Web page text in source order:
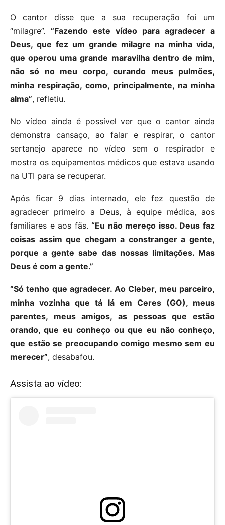
O cantor disse que a sua recuperação foi um
“milagre”. “Fazendo este vídeo para agradecer a
Deus, que fez um grande milagre na minha vida,
que operou uma grande maravilha dentro de mim,
não só no meu corpo, curando meus pulmões,
minha respiração, como, principalmente, na minha
alma”, refletiu.
No vídeo ainda é possível ver que o cantor ainda
demonstra cansaço, ao falar e respirar, o cantor
sertanejo aparece no vídeo sem o respirador e
mostra os equipamentos médicos que estava usando
na UTI para se recuperar.
Após ficar 9 dias internado, ele fez questão de
agradecer primeiro a Deus, à equipe médica, aos
familiares e aos fãs.“Eu não mereço isso. Deus faz
coisas assim que chegam a constranger a gente,
porque a gente sabe das nossas limitações. Mas
Deus é com a gente.”
“Só tenho que agradecer. Ao Cleber, meu parceiro,
minha vozinha que tá lá em Ceres (GO), meus
parentes, meus amigos, as pessoas que estão
orando, que eu conheço ou que eu não conheço,
que estão se preocupando comigo mesmo sem eu
merecer”, desabafou.
Assista ao vídeo: